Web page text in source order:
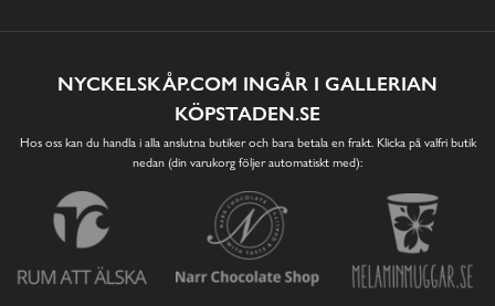
NYCKELSKÅP.COM INGÅR I GALLERIAN
KÖPSTADEN.SE
Hos oss kan du handla i alla anslutna butiker och bara betala en frakt. Klicka på valfri butik
nedan (din varukorg följer automatiskt med):